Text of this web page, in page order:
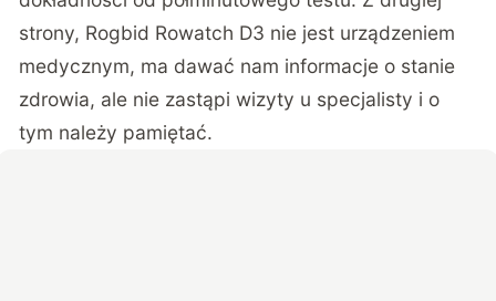
strony, Rogbid Rowatch D3 nie jest urządzeniem
medycznym, ma dawać nam informacje o stanie
zdrowia, ale nie zastąpi wizyty u specjalisty i o
tym należy pamiętać.